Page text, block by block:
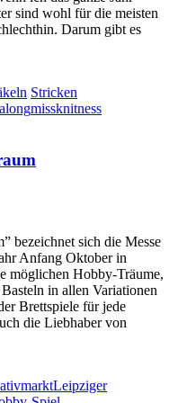
sind wohl für die meisten
Darum gibt es
Stricken
missknitness
bezeichnet sich die Messe
Anfang Oktober in
möglichen Hobby-Träume,
in allen Variationen
Brettspiele für jede
die Liebhaber von
Leipziger